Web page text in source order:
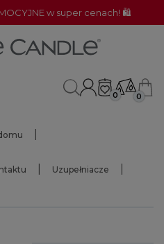
w super cenach! 🛍️
0 0
Uzupełniacze